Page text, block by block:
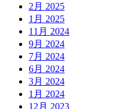
2月 2025
1月 2025
11月 2024
9月 2024
7月 2024
6月 2024
3月 2024
1月 2024
12月 2023